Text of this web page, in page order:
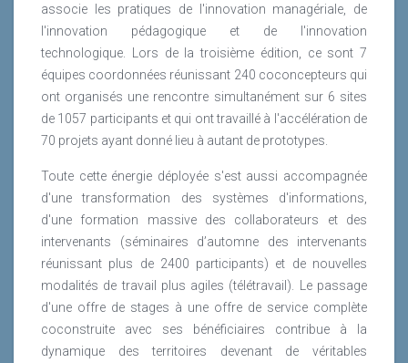
associe les pratiques de l'innovation managériale, de
l'innovation pédagogique et de l'innovation
technologique. Lors de la troisième édition, ce sont 7
équipes coordonnées réunissant 240 coconcepteurs qui
ont organisés une rencontre simultanément sur 6 sites
de 1057 participants et qui ont travaillé à l'accélération de
70 projets ayant donné lieu à autant de prototypes.
Toute cette énergie déployée s'est aussi accompagnée
d'une transformation des systèmes d'informations,
d'une formation massive des collaborateurs et des
intervenants (séminaires d’automne des intervenants
réunissant plus de 2400 participants) et de nouvelles
modalités de travail plus agiles (télétravail). Le passage
d'une offre de stages à une offre de service complète
coconstruite avec ses bénéficiaires contribue à la
dynamique des territoires devenant de véritables